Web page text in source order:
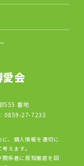
会
555 番地
0859-27-7233
、個人情報を適切に
えます。
係者に周知徹底を図